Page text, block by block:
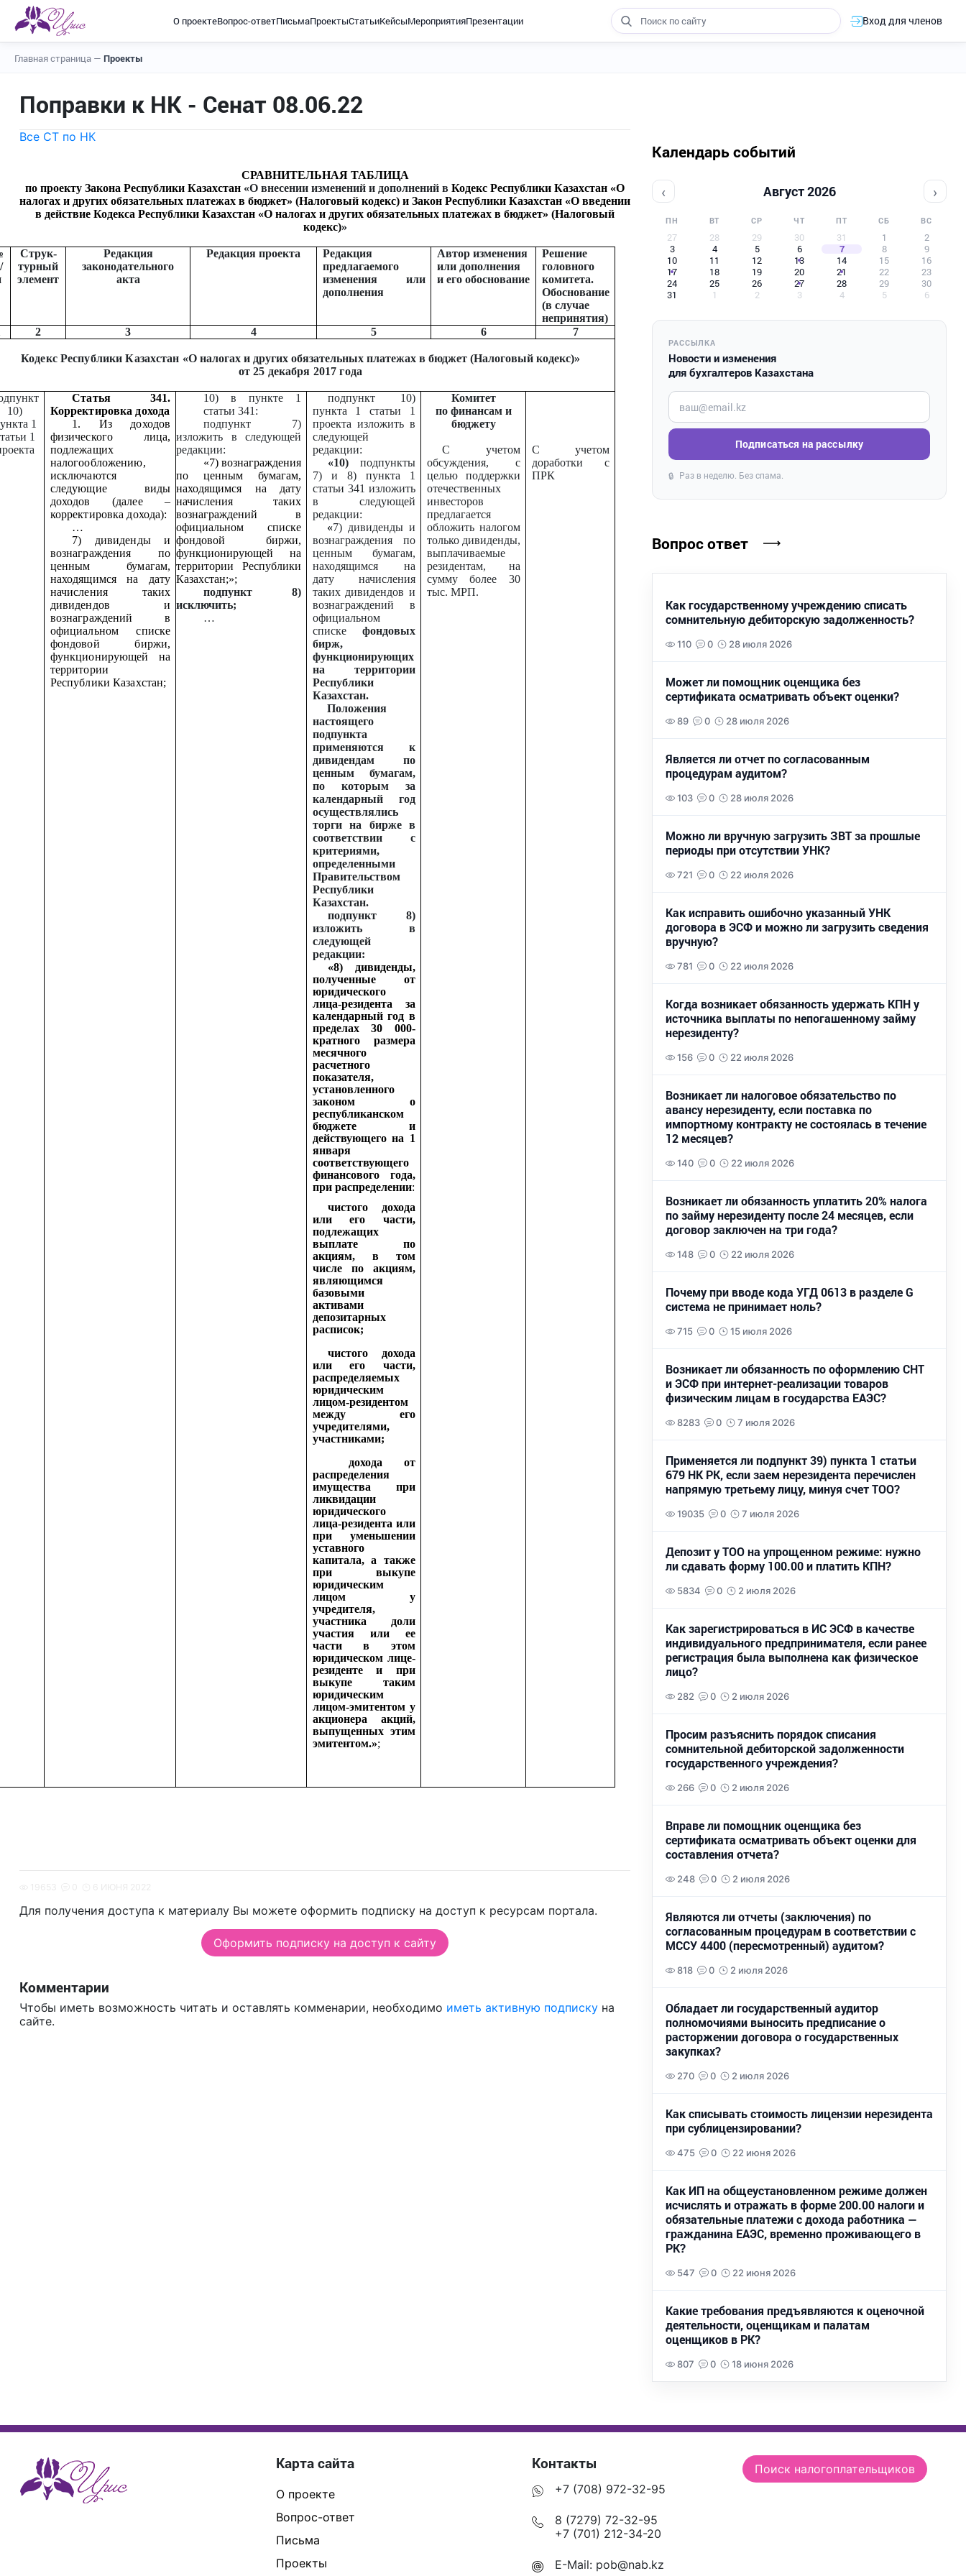
О проектеВопрос-ответПисьмаПроектыСтатьиКейсыМероприятияПрезентации Вход для членов
Главная страница — Проекты
Поправки к НК - Сенат 08.06.22
Все СТ по НК
СРАВНИТЕЛЬНАЯ ТАБЛИЦА
по проекту Закона Республики Казахстан «О внесении изменений и дополнений в Кодекс Республики Казахстан «О
налогах и других обязательных платежах в бюджет» (Налоговый кодекс) и Закон Республики Казахстан «О введении
в действие Кодекса Республики Казахстан «О налогах и других обязательных платежах в бюджет» (Налоговый
кодекс)»
Струк-
турный
элемент
Редакция
законодательного
акта
Редакция проекта
Редакция
предлагаемого
изменения или
дополнения
Автор изменения
или дополнения
и его обоснование
Решение
головного
комитета.
Обоснование
(в случае
непринятия)
2 3 4 5 6 7
Кодекс Республики Казахстан «О налогах и других обязательных платежах в бюджет (Налоговый кодекс)»
от 25 декабря 2017 года
10)
1
1
Статья 341.
Корректировка дохода
1. Из доходов
физического лица,
подлежащих
налогообложению,
исключаются
следующие виды
доходов (далее –
корректировка дохода):
…
7) дивиденды и
вознаграждения по
ценным бумагам,
находящимся на дату
начисления таких
дивидендов и
вознаграждений в
официальном списке
фондовой биржи,
функционирующей на
территории
Республики Казахстан;
10) в пункте 1
статьи 341:
подпункт 7)
изложить в следующей
редакции:
«7) вознаграждения
по ценным бумагам,
находящимся на дату
начисления таких
вознаграждений в
официальном списке
фондовой биржи,
функционирующей на
территории Республики
Казахстан;»;
подпункт 8)
исключить;
…
подпункт 10)
пункта 1 статьи 1
проекта изложить в
следующей
редакции:
«10)подпункты
7) и 8) пункта 1
статьи 341 изложить
в следующей
редакции:
«7) дивиденды и
вознаграждения по
ценным бумагам,
находящимся на
дату начисления
таких дивидендов и
вознаграждений в
официальном
спискефондовых
бирж,
функционирующих
на территории
Республики
Казахстан.
Положения
настоящего
подпункта
применяются к
дивидендам по
ценным бумагам,
по которым за
календарный год
осуществлялись
торги на бирже в
соответствии с
критериями,
определенными
Правительством
Республики
Казахстан.
подпункт 8)
изложить в
следующей
редакции:
«8) дивиденды,
полученные от
юридического
лица-резидента за
календарный год в
пределах 30 000-
кратного размера
месячного
расчетного
показателя,
установленного
законом о
республиканском
бюджете и
действующего на 1
января
соответствующего
финансового года,
при распределении:
чистого дохода
или его части,
подлежащих
выплате по
акциям, в том
числе по акциям,
являющимся
базовыми
активами
депозитарных
расписок;
чистого дохода
или его части,
распределяемых
юридическим
лицом-резидентом
между его
учредителями,
участниками;
дохода от
распределения
имущества при
ликвидации
юридического
лица-резидента или
при уменьшении
уставного
капитала, а также
при выкупе
юридическим
лицом у
учредителя,
участника доли
участия или ее
части в этом
юридическом лице-
резиденте и при
выкупе таким
юридическим
лицом-эмитентом у
акционера акций,
выпущенных этим
эмитентом.»;
Комитет
по финансам и
бюджету
С учетом
обсуждения, с
целью поддержки
отечественных
инвесторов
предлагается
обложить налогом
только дивиденды,
выплачиваемые
резидентам, на
сумму более 30
тыс. МРП.
С учетом
доработки с
ПРК
Для получения доступа к материалу Вы можете оформить подписку на доступ к ресурсам портала.
Оформить подписку на доступ к сайту
Комментарии
Чтобы иметь возможность читать и оставлять комменарии, необходимо иметь активную подписку на
сайте.
Календарь событий
‹ Август 2026 ›
ПН ВТ СР ЧТ ПТ СБ ВС
27 28 29 30 31 1
2
3
4 5 6 7 8
9
10
11 12 13 14 15
16
17
18 19 20 21 22
23
24
25 26 27 28 29
30
31
1 2 3 4 5 6
РАССЫЛКА
Новости и изменения
для бухгалтеров Казахстана
Введите ваш e-mail
Подписаться на рассылку
🔒 Раз в неделю. Без спама.
Вопрос ответ
Как государственному учреждению списать
сомнительную дебиторскую задолженность?
110 0 28 июля 2026
Может ли помощник оценщика без
сертификата осматривать объект оценки?
89 0 28 июля 2026
Является ли отчет по согласованным
процедурам аудитом?
103 0 28 июля 2026
Можно ли вручную загрузить ЗВТ за прошлые
периоды при отсутствии УНК?
721 0 22 июля 2026
Как исправить ошибочно указанный УНК
договора в ЭСФ и можно ли загрузить сведения
вручную?
781 0 22 июля 2026
Когда возникает обязанность удержать КПН у
источника выплаты по непогашенному займу
нерезиденту?
156 0 22 июля 2026
Возникает ли налоговое обязательство по
авансу нерезиденту, если поставка по
импортному контракту не состоялась в течение
12 месяцев?
140 0 22 июля 2026
Возникает ли обязанность уплатить 20% налога
по займу нерезиденту после 24 месяцев, если
договор заключен на три года?
148 0 22 июля 2026
Почему при вводе кода УГД 0613 в разделе G
система не принимает ноль?
715 0 15 июля 2026
Возникает ли обязанность по оформлению СНТ
и ЭСФ при интернет-реализации товаров
физическим лицам в государства ЕАЭС?
8283 0 7 июля 2026
Применяется ли подпункт 39) пункта 1 статьи
679 НК РК, если заем нерезидента перечислен
напрямую третьему лицу, минуя счет ТОО?
19035 0 7 июля 2026
Депозит у ТОО на упрощенном режиме: нужно
ли сдавать форму 100.00 и платить КПН?
5834 0 2 июля 2026
Как зарегистрироваться в ИС ЭСФ в качестве
индивидуального предпринимателя, если ранее
регистрация была выполнена как физическое
лицо?
282 0 2 июля 2026
Просим разъяснить порядок списания
сомнительной дебиторской задолженности
государственного учреждения?
266 0 2 июля 2026
Вправе ли помощник оценщика без
сертификата осматривать объект оценки для
составления отчета?
248 0 2 июля 2026
Являются ли отчеты (заключения) по
согласованным процедурам в соответствии с
МССУ 4400 (пересмотренный) аудитом?
818 0 2 июля 2026
Обладает ли государственный аудитор
полномочиями выносить предписание о
расторжении договора о государственных
закупках?
270 0 2 июля 2026
Как списывать стоимость лицензии нерезидента
при сублицензировании?
475 0 22 июня 2026
Как ИП на общеустановленном режиме должен
исчислять и отражать в форме 200.00 налоги и
обязательные платежи с дохода работника —
гражданина ЕАЭС, временно проживающего в
РК?
547 0 22 июня 2026
Какие требования предъявляются к оценочной
деятельности, оценщикам и палатам
оценщиков в РК?
807 0 18 июня 2026
Карта сайта
О проекте
Вопрос-ответ
Письма
Проекты
Контакты
+7 (708) 972-32-95
8 (7279) 72-32-95
+7 (701) 212-34-20
E-Mail: pob@nab.kz
Поиск налогоплательщиков